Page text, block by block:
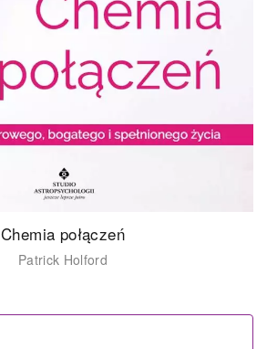
Chemia połączeń
Patrick Holford